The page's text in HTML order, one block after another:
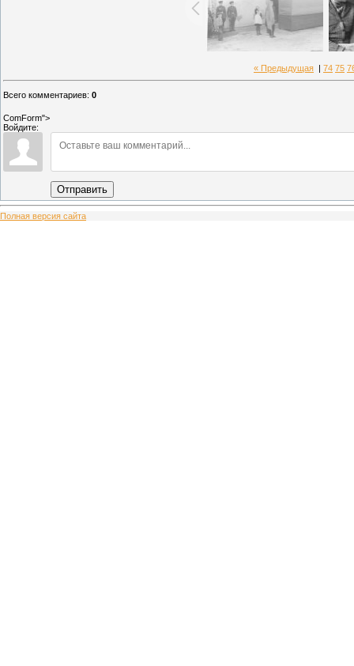
« Предыдущая 74 75
Всего комментариев: 0
ComForm">
Войдите:
Отправить
Полная версия сайта